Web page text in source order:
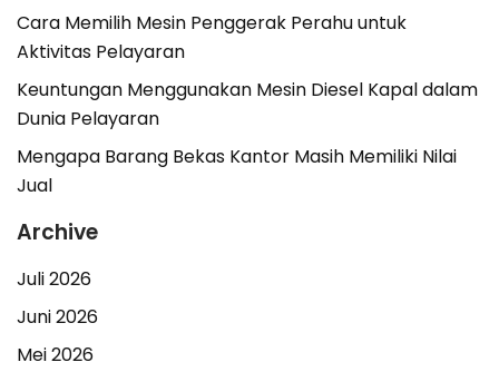
Cara Memilih Mesin Penggerak Perahu untuk
Aktivitas Pelayaran
Keuntungan Menggunakan Mesin Diesel Kapal dalam
Dunia Pelayaran
Mengapa Barang Bekas Kantor Masih Memiliki Nilai
Jual
Archive
Juli 2026
Juni 2026
Mei 2026